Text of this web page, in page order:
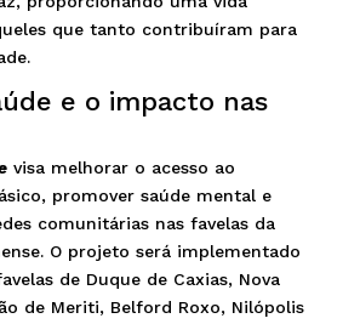
que tanto contribuíram para
e o impacto nas
visa melhorar o acesso ao
promover saúde mental e
comunitárias nas favelas da
O projeto será implementado
de Duque de Caxias, Nova
de Meriti, Belford Roxo, Nilópolis